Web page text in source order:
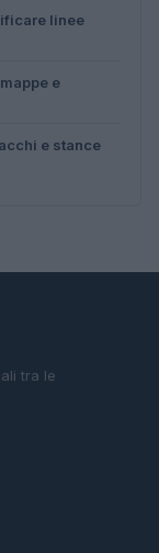
linee
e
e stance
tra le